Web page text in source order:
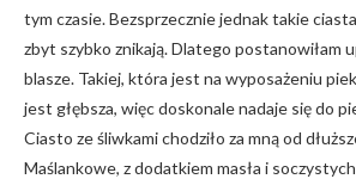
tym czasie. Bezsprzecznie jednak takie
zbyt szybko znikają. Dlatego postanowiłam
blasze. Takiej, która jest na wyposażeniu
jest głębsza, więc doskonale nadaje się do
Ciasto ze śliwkami chodziło za mną od
Maślankowe, z dodatkiem masła i